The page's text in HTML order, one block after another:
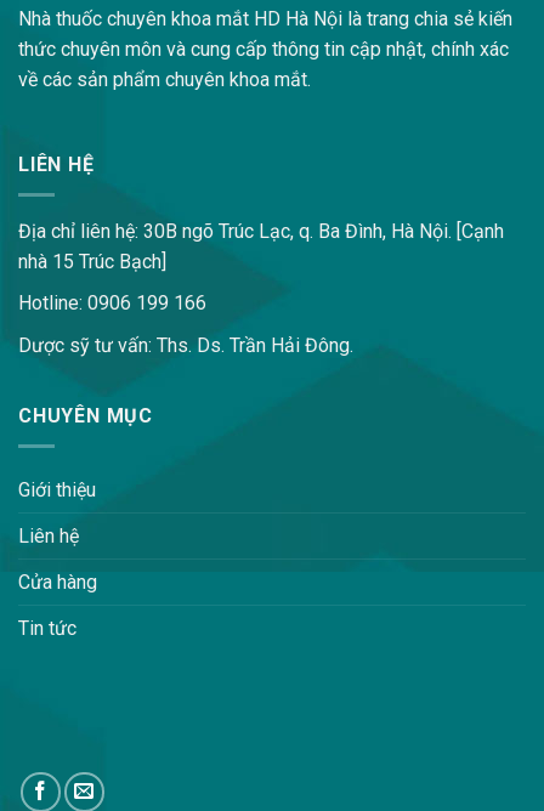
Nhà thuốc chuyên khoa mắt HD Hà Nội là trang chia sẻ kiến
thức chuyên môn và cung cấp thông tin cập nhật, chính xác
về các sản phẩm chuyên khoa mắt.
LIÊN HỆ
Địa chỉ liên hệ: 30B ngõ Trúc Lạc, q. Ba Đình, Hà Nội. [Cạnh
nhà 15 Trúc Bạch]
Hotline: 0906 199 166
Dược sỹ tư vấn: Ths. Ds. Trần Hải Đông.
CHUYÊN MỤC
Giới thiệu
Liên hệ
Cửa hàng
Tin tức